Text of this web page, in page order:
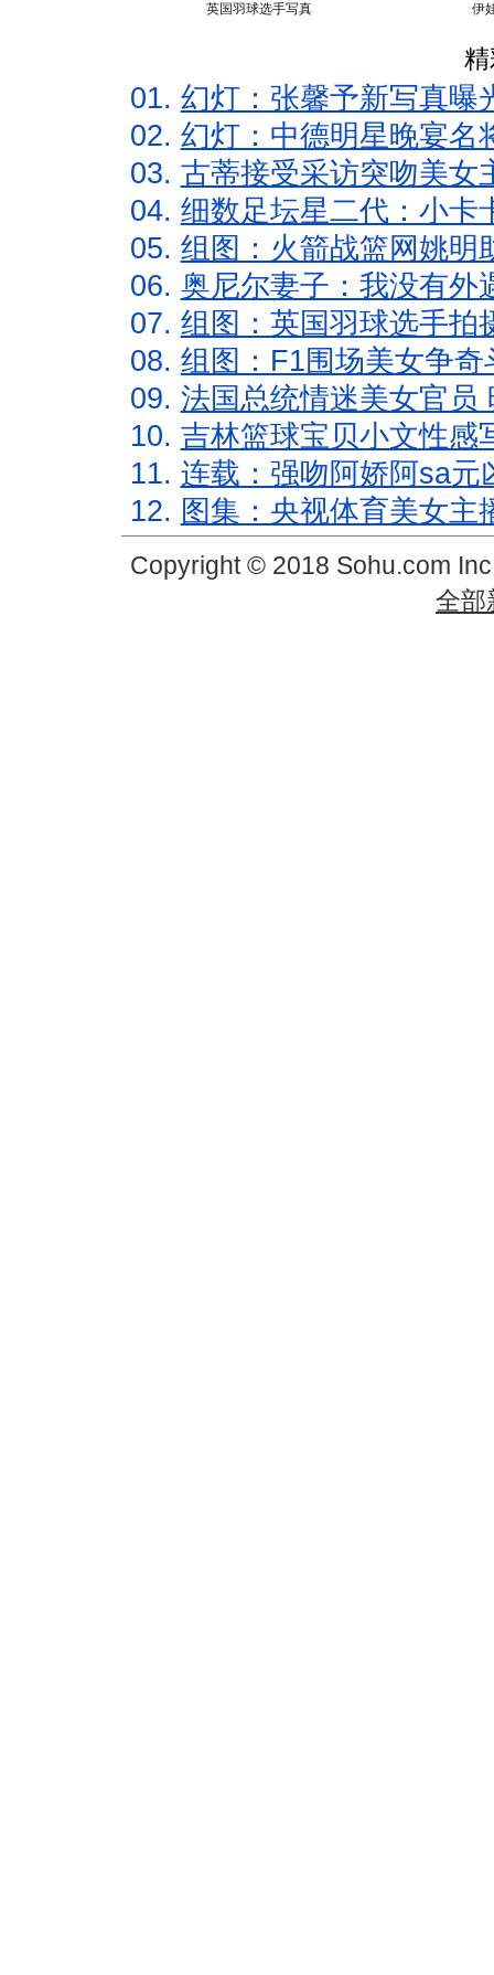
英国羽球选手写真 伊
01. 幻灯：张馨予新写真曝
02. 幻灯：中德明星晚宴名
03. 古蒂接受采访突吻美女
04. 细数足坛星二代：小卡
05. 组图：火箭战篮网姚明
06. 奥尼尔妻子：我没有外
07. 组图：英国羽球选手拍
08. 组图：F1围场美女争
09. 法国总统情迷美女官员
10. 吉林篮球宝贝小文性感
11. 连载：强吻阿娇阿sa元
12. 图集：央视体育美女主
Copyright © 2018 Sohu.com
全部